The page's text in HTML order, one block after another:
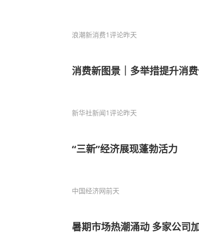
浪潮新消费1评论昨天
消费新图景｜多举措提升消
新华社新闻1评论昨天
“三新”经济展现蓬勃活力
中国经济网前天
暑期市场热潮涌动 多家公司